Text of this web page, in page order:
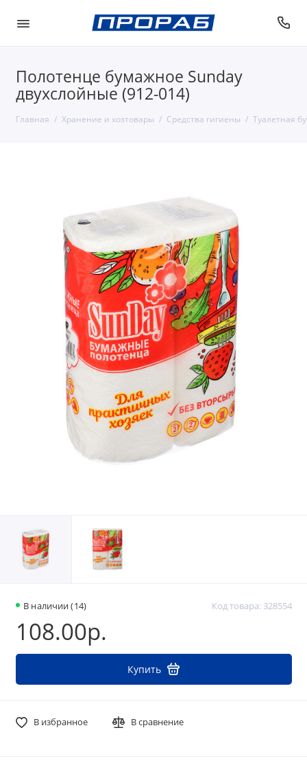
Полотенце бумажное Sunday
двухслойные (912-014)
Главная Хранение и хозтовары Средства гигиены Туалетная
В наличии (14) Код товара: 328554
108.00р.
Купить
В избранное В сравнение